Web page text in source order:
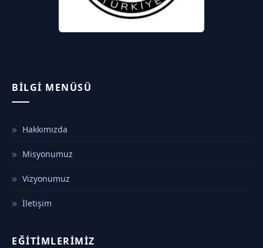
BILGI MENÜSÜ
Hakkımızda
Misyonumuz
Vizyonumuz
İletişim
EĞITIMLERIMIZ